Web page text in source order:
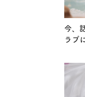
今、
ラブ